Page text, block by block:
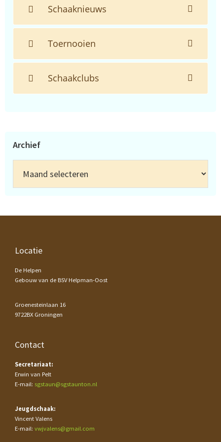
Schaaknieuws
Toernooien
Schaakclubs
Archief
Footer
Locatie
De Helpen
Gebouw van de BSV Helpman-Oost
Groenesteinlaan 16
9722BX Groningen
Contact
Secretariaat:
Erwin van Pelt
E-mail: sgstaun@sgstaunton.nl
Jeugdschaak:
Vincent Valens
E-mail: vwjvalens@gmail.com